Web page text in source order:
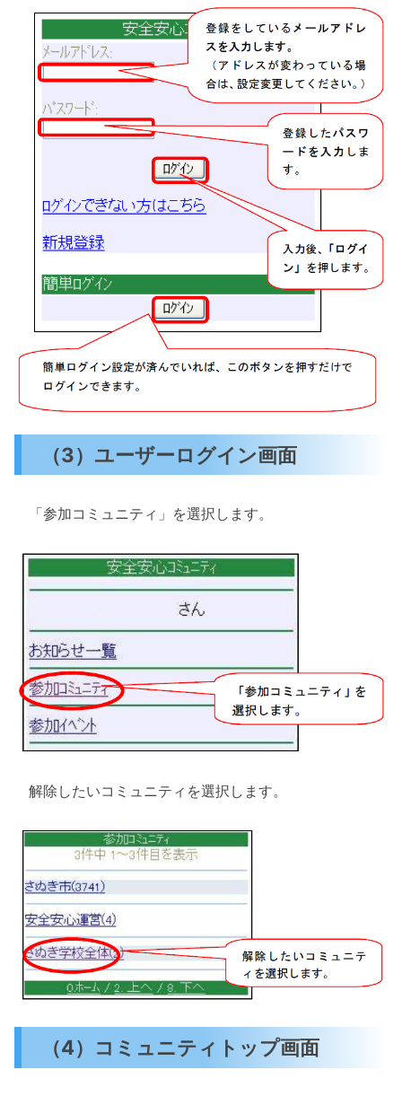
（3）ユーザーログイン画面
「参加コミュニティ」を選択します。
解除したいコミュニティを選択します。
（4）コミュニティトップ画面